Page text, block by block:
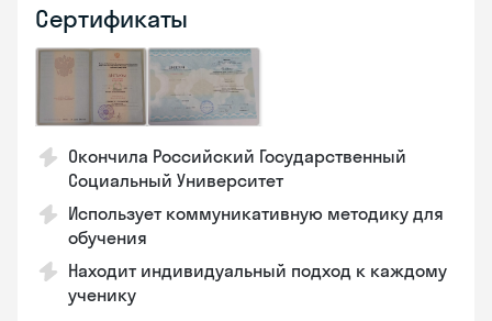
Сертификаты
Окончила Российский Государственный
Социальный Университет
Использует коммуникативную методику для
обучения
Находит индивидуальный подход к каждому
ученику